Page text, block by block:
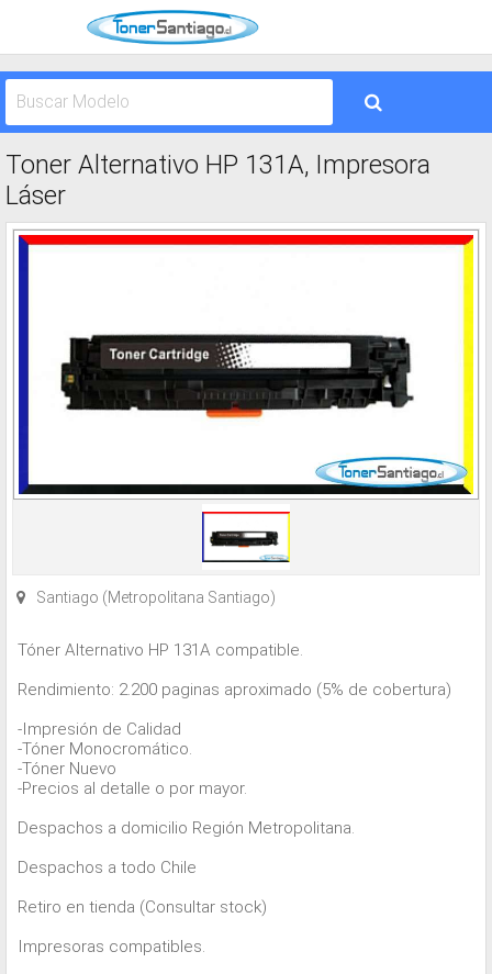
Toner Alternativo HP 131A, Impresora
Láser
Santiago (Metropolitana Santiago)
Tóner Alternativo HP 131A compatible.
Rendimiento: 2.200 paginas aproximado (5% de cobertura)
-Impresión de Calidad
-Tóner Monocromático.
-Tóner Nuevo
-Precios al detalle o por mayor.
Despachos a domicilio Región Metropolitana.
Despachos a todo Chile
Retiro en tienda (Consultar stock)
Impresoras compatibles.